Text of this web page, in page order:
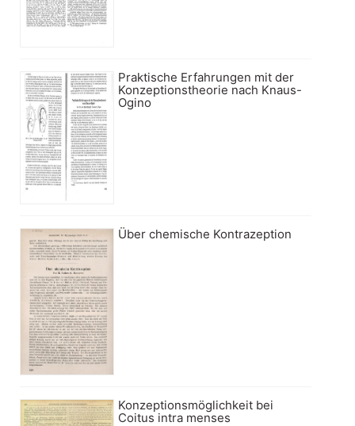
Praktische Erfahrungen mit der
Konzeptionstheorie nach Knaus-
Ogino
Über chemische Kontrazeption
Konzeptionsmöglichkeit bei
Coitus intra menses